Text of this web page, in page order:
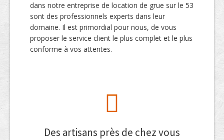
dans notre entreprise de location de grue sur le 53
sont des professionnels experts dans leur
domaine. Il est primordial pour nous, de vous
proposer le service client le plus complet et le plus
conforme à vos attentes.
Des artisans près de chez vous